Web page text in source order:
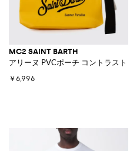
MC2 SAINT BARTH
アリーヌ PVCポーチ コントラスト
￥6,996